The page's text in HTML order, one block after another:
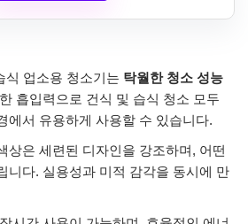
식 업소용 청소기는 탁월한 청소 성능
흡입력으로 건식 및 습식 청소 모두
에서 유용하게 사용할 수 있습니다.
상은 세련된 디자인을 강조하며, 어떤
니다. 실용성과 미적 감각을 동시에 만